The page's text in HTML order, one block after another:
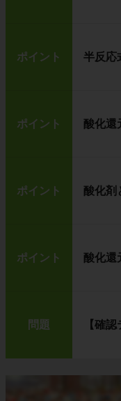
ポイント 半反応
ポイント 酸化還
ポイント 酸化剤
ポイント 酸化還
問題 【確認